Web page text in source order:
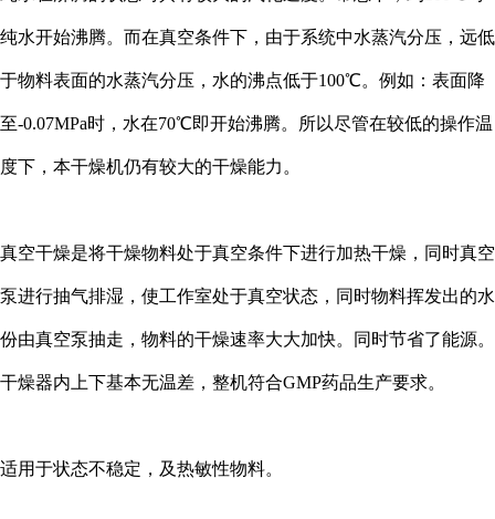
纯水开始沸腾。而在真空条件下，由于系统中水蒸汽分压，远低
于物料表面的水蒸汽分压，水的沸点低于100℃。例如：表面降
至-0.07MPa时，水在70℃即开始沸腾。所以尽管在较低的操作温
度下，本干燥机仍有较大的干燥能力。
真空干燥是将干燥物料处于真空条件下进行加热干燥，同时真空
泵进行抽气排湿，使工作室处于真空状态，同时物料挥发出的水
份由真空泵抽走，物料的干燥速率大大加快。同时节省了能源。
干燥器内上下基本无温差，整机符合GMP药品生产要求。
适用于状态不稳定，及热敏性物料。